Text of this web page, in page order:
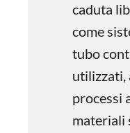
caduta
come
tubo
utilizzati,
processi
materiali